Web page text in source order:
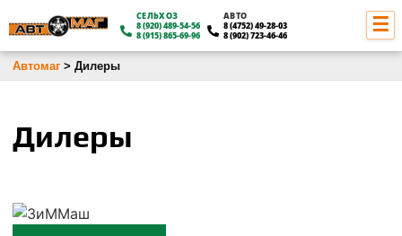
СЕЛЬХОЗ
8 (920) 489-54-56
8 (915) 865-69-96
АВТО
8 (4752) 49-28-03
8 (902) 723-46-46
Автомаг > Дилеры
Дилеры